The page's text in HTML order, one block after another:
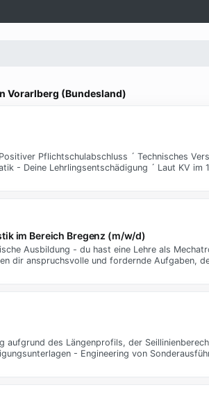
Vorarlberg (Bundesland)
Pflichtschulabschluss ´ Technisches
- Deine Lehrlingsentschädigung ´ Laut KV im 1
im Bereich Bregenz (m/w/d)
Ausbildung - du hast eine Lehre als
dir anspruchsvolle und fordernde Aufgaben,
aufgrund des Längenprofils, der
- Engineering von